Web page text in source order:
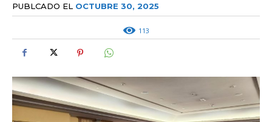
PUBLCADO EL OCTUBRE 30, 2025
113